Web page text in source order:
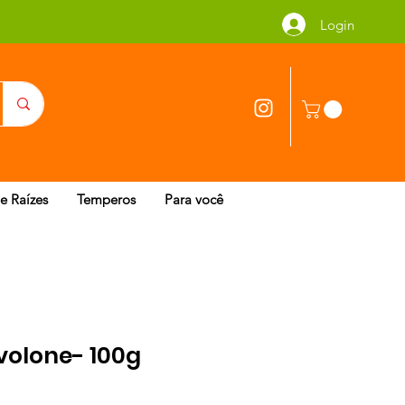
Login
Raízes Temperos Para você
100g